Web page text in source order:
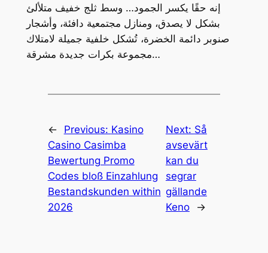
إنه حقًا يكسر الجمود… وسط ثلج خفيف متلألئ
بشكل لا يصدق، ومنازل مجتمعية دافئة، وأشجار
صنوبر دائمة الخضرة، تُشكل خلفية جميلة لامتلاك
مجموعة بكرات جديدة مشرقة…
← Previous: Kasino
Casino Casimba
Bewertung Promo
Codes bloß Einzahlung
Bestandskunden within
2026
Next: Så
avsevärt
kan du
segrar
gällande
Keno
→